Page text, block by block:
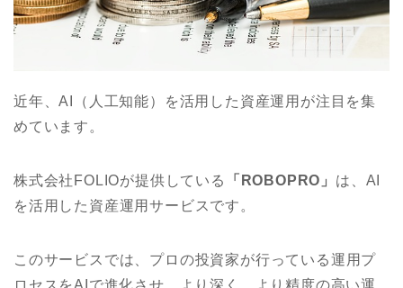
近年、AI（人工知能）を活用した資産運用が注目を集
めています。
株式会社FOLIOが提供している 「ROBOPRO」 は、AI
を活用した資産運用サービスです。
このサービスでは、プロの投資家が行っている運用プ
ロセスをAIで進化させ、より深く、より精度の高い運